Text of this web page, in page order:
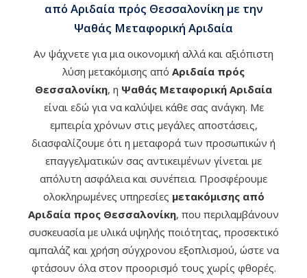
από Αριδαία πρός Θεσσαλονίκη με την
Ψαθάς Μεταφορική Αριδαία
Αν ψάχνετε για μια οικονομική αλλά και αξιόπιστη
λύση μετακόμισης από Αριδαία πρός
Θεσσαλονίκη, η Ψαθάς Μεταφορική Αριδαία
είναι εδώ για να καλύψει κάθε σας ανάγκη. Με
εμπειρία χρόνων στις μεγάλες αποστάσεις,
διασφαλίζουμε ότι η μεταφορά των προσωπικών ή
επαγγελματικών σας αντικειμένων γίνεται με
απόλυτη ασφάλεια και συνέπεια. Προσφέρουμε
ολοκληρωμένες υπηρεσίες μετακόμισης από
Αριδαία προς Θεσσαλονίκη, που περιλαμβάνουν
συσκευασία με υλικά υψηλής ποιότητας, προσεκτικό
αμπαλάζ και χρήση σύγχρονου εξοπλισμού, ώστε να
φτάσουν όλα στον προορισμό τους χωρίς φθορές.